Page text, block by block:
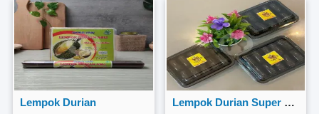
Lempok Durian Lempok Durian Super Legit